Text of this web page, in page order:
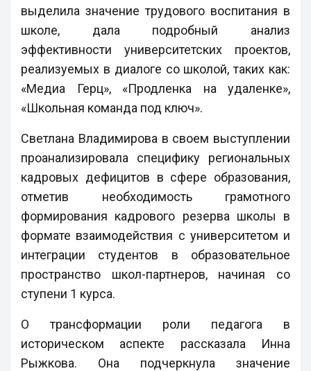
выделила значение трудового воспитания в
школе, дала подробный анализ
эффективности университетских проектов,
реализуемых в диалоге со школой, таких как:
«Медиа Герц», «Продленка на удаленке»,
«Школьная команда под ключ».
Светлана Владимирова в своем выступлении
проанализировала специфику региональных
кадровых дефицитов в сфере образования,
отметив необходимость грамотного
формирования кадрового резерва школы в
формате взаимодействия с университетом и
интеграции студентов в образовательное
пространство школ-партнеров, начиная со
ступени 1 курса.
О трансформации роли педагога в
историческом аспекте рассказала Инна
Рыжкова. Она подчеркнула значение